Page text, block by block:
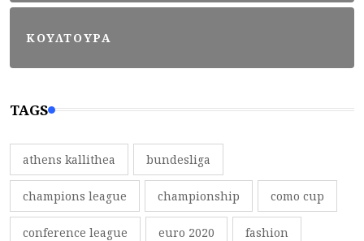
ΚΟΥΛΤΟΥΡΑ
TAGS
athens kallithea bundesliga
champions league championship como cup
conference league euro 2020 fashion